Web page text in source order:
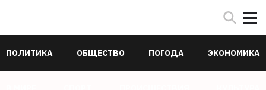
ПОЛИТИКА ОБЩЕСТВО ПОГОДА ЭКОНОМИКА